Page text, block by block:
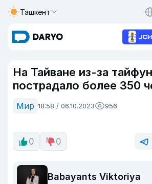
Ташкент
На Тайване из-за
пострадало более 350
Мир 18:58 / 06.10.2023 956
0 0
Babayants Viktoriya